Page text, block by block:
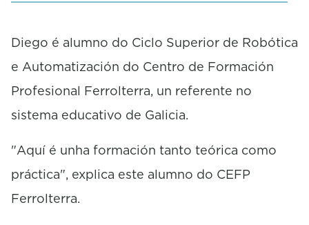
o
d
Diego é alumno do Ciclo Superior de Robótica
e Automatización do Centro de Formación
Profesional Ferrolterra, un referente no
sistema educativo de Galicia.
"Aquí é unha formación tanto teórica como
práctica", explica este alumno do CEFP
Ferrolterra.